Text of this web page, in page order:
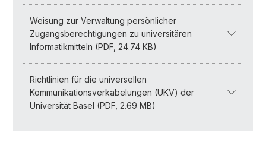
Weisung zur Verwaltung persönlicher
Zugangsberechtigungen zu universitären
Informatikmitteln (PDF, 24.74 KB)
Richtlinien für die universellen
Kommunikationsverkabelungen (UKV) der
Universität Basel (PDF, 2.69 MB)